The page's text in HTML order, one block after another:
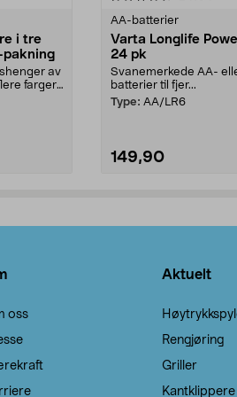
i tre
pakning
av
farger.
AA-batterier
Varta Longlife
24 pk
Svanemerkede AA-
batterier til fjer...
Type: AA/LR6
149,90
oss
Aktuelt
Rengjøring
Griller
Kantklippere